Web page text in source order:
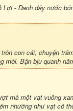
- Danh đáy nước
con cái, chuyện
mỏi. Bận bịu quanh
mà một vạt vuông
nhường như vạt cỏ